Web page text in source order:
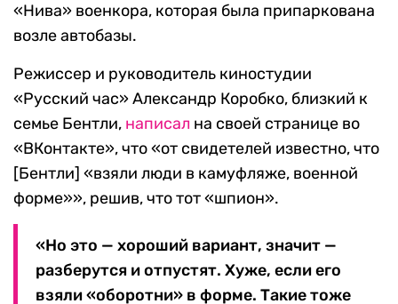
«Нива» военкора, которая была припаркована
возле автобазы.
Режиссер и руководитель киностудии
«Русский час» Александр Коробко, близкий к
семье Бентли, написал на своей странице во
«ВКонтакте», что «от свидетелей известно, что
[Бентли] «взяли люди в камуфляже, военной
форме»», решив, что тот «шпион».
«Но это — хороший вариант, значит —
разберутся и отпустят. Хуже, если его
взяли «оборотни» в форме. Такие тоже